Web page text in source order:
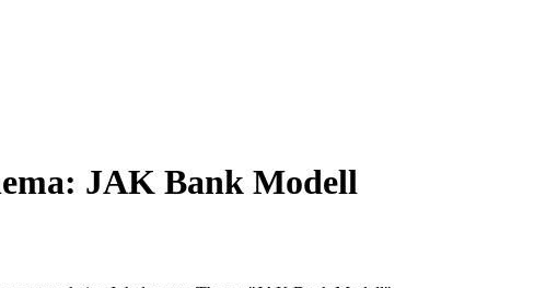
JAK Bank Modell